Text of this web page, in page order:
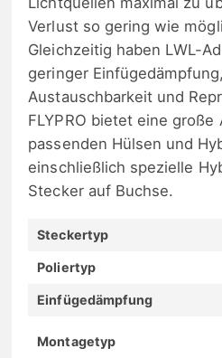
Verlust so gering wie
Gleichzeitig haben LWL-
geringer
Austauschbarkeit und
FLYPRO bietet eine große
passenden Hülsen und
einschließlich spezielle
Stecker auf Buchse.
Steckertyp
Poliertyp
Einfügedämpfung
Montagetyp